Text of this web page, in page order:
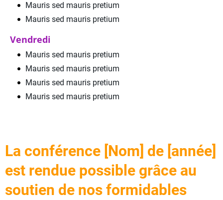
Mauris sed mauris pretium
Mauris sed mauris pretium
Vendredi
Mauris sed mauris pretium
Mauris sed mauris pretium
Mauris sed mauris pretium
Mauris sed mauris pretium
La conférence [Nom] de [année]
est rendue possible grâce au
soutien de nos formidables